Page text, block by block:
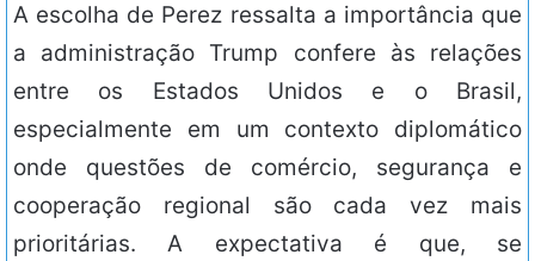
A escolha de Perez ressalta a importância que
a administração Trump confere às relações
entre os Estados Unidos e o Brasil,
especialmente em um contexto diplomático
onde questões de comércio, segurança e
cooperação regional são cada vez mais
prioritárias. A expectativa é que, se